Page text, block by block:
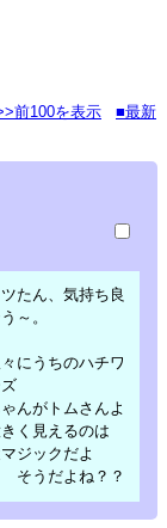
前100を表示
■最新
たん、気持ち良
～。
にうちのハチワ
ゃんがトムさんよ
く見えるのは
ジックだよ
そうだよね？？